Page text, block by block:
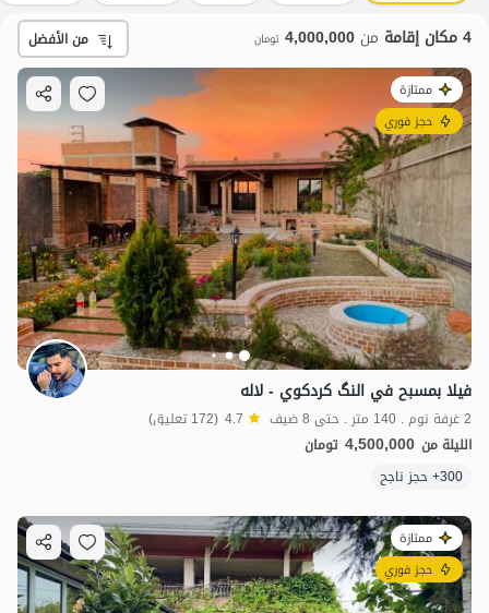
4مليون ت 4.5
4 مكان إقامة من 4,000,000 تومان من الأفضل
ممتازة
حجز فوري
فيلا بمسبح في النگ كردكوي - لاله
2 غرفة نوم . 140 متر . حتى 8 ضيف 4.7 (172 تعليق)
الليلة من 4,500,000 تومان
300+ حجز ناجح
ممتازة
حجز فوري